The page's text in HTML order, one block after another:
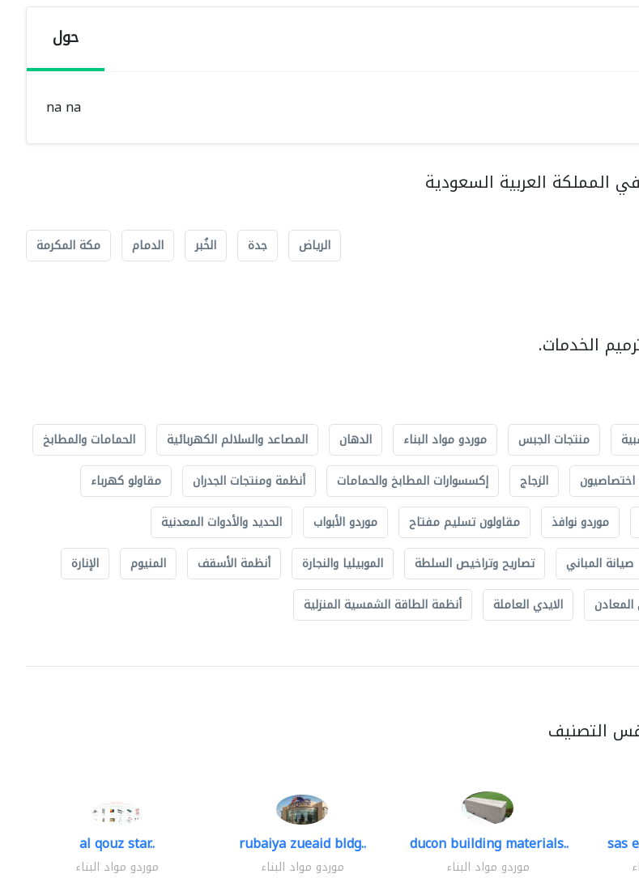
حول
na na
العربية السعودية
الرياض جدة الخُبر الدمام مكة المكرمة
الخدمات.
منتجات الجبس موردو مواد البناء الدهان المصاعد والسلالم الكهربائية
الحمامات والمطابخ
اختصاصيون الزجاج إكسسوارات المطابخ والحمامات أنظمة ومنتجات الجدران
مقاولو كهرباء
موردو نوافذ مقاولون تسليم مفتاح موردو الأبواب
الحديد والأدوات المعدنية
صيانة المباني تصاريح وتراخيص السلطة الموبيليا والنجارة أنظمة الأسقف المنيوم
الإنارة
الايدي العاملة أنظمة الطاقة الشمسية المنزلية
التصنيف
al qouz star..
موردو مواد البناء
rubaiya zueaid bldg..
موردو مواد البناء
ducon building materials..
موردو مواد البناء
sas